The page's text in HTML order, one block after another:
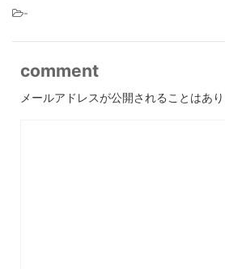
-
comment
メールアドレスが公開されることはあり